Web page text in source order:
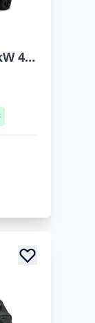
Cupra Ateca 2.0 TSI 140kW 4Drive DSG